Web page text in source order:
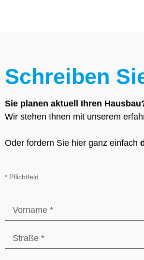
Schreiben
Sie planen aktuell Ihren
Wir stehen Ihnen mit unserem
Oder fordern Sie hier ganz einfach
* Pflichtfeld